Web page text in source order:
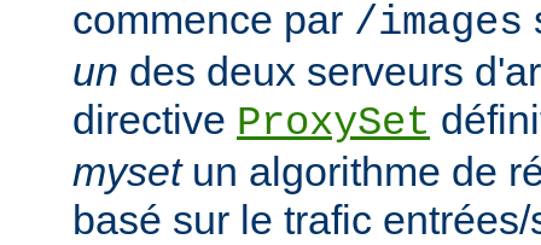
commence par /images
un des deux serveurs
directive ProxySet
mysetun algorithme de
basé sur le trafic